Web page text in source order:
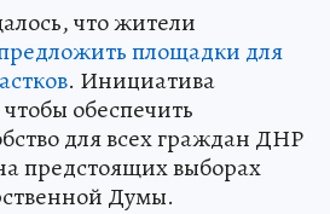
что жители
площадки для
. Инициатива
обеспечить
для всех граждан ДНР
предстоящих выборах
Думы.